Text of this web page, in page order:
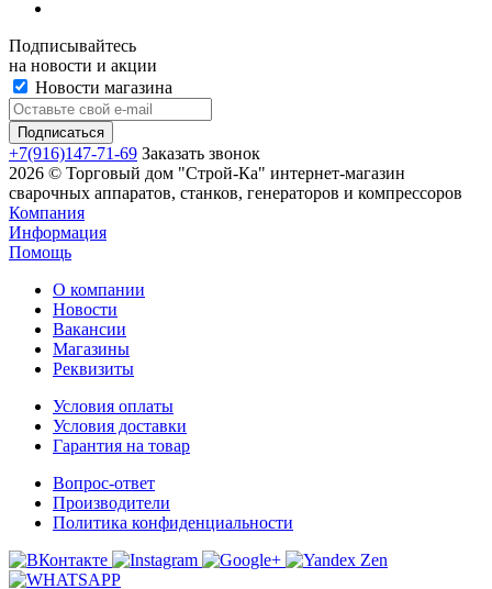
Подписывайтесь
на новости и акции
Новости магазина
+7(916)147-71-69 Заказать звонок
2026 © Торговый дом "Строй-Ка" интернет-магазин
сварочных аппаратов, станков, генераторов и компрессоров
Компания
Информация
Помощь
О компании
Новости
Вакансии
Магазины
Реквизиты
Условия оплаты
Условия доставки
Гарантия на товар
Вопрос-ответ
Производители
Политика конфиденциальности